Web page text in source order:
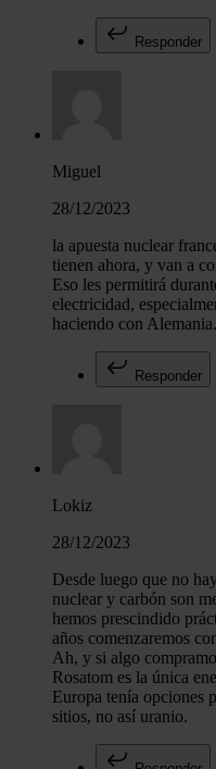
Responder
Miguel
28/12/2023
la apuesta nuclear
tienen ahora, y van a
Eso les permitirá
electricidad,
haciendo con Alemania.
Responder
Lokiz
28/12/2023
Desde luego que no
nuclear y carbón son
hemos prescindido
años comenzaremos
Ah, y si algo
Rosatom es la única
Europa tenía opciones
sitios, no así uranio.